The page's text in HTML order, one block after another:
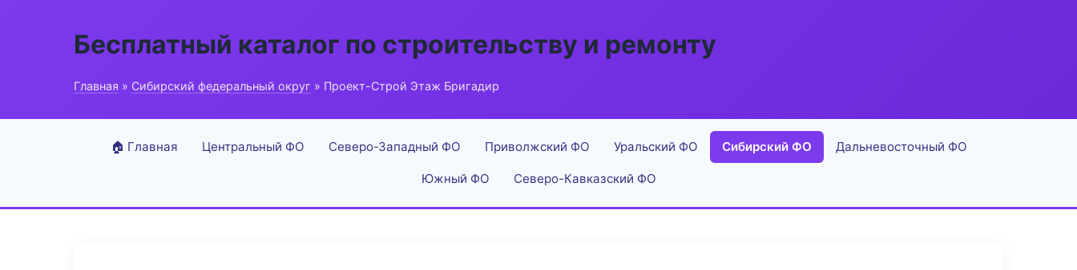
Бесплатный каталог по строительству и ремонту
Главная » Сибирский федеральный округ » Проект-Строй Этаж Бригадир
🏠 Главная Центральный ФО Северо-Западный ФО Приволжский ФО Уральский ФО Сибирский ФО Дальневосточный ФО
Южный ФО Северо-Кавказский ФО